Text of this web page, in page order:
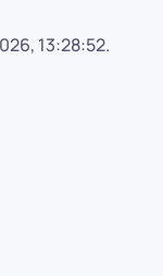
13:28:52.